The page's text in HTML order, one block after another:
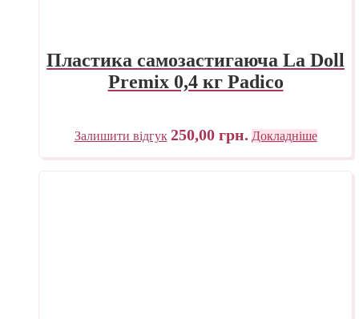
Пластика самозастигаюча La Doll
Premix 0,4 кг Padico
Залишити відгук 250,00 грн. Докладніше